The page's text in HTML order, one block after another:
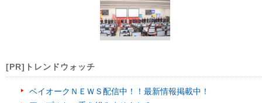
[PR]トレンドウォッチ
ベイオークＮＥＷＳ配信中！！最新情報掲載中！